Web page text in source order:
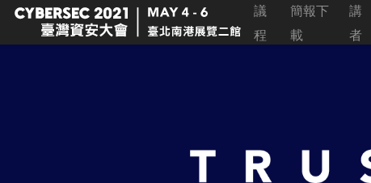
議
程
簡報下
載
講
者